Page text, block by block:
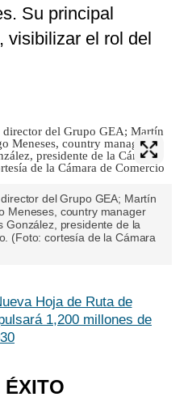
Su principal
visibilizar el rol del
del Grupo GEA; Martín
Meneses, country manager
González, presidente de la
(Foto: cortesía de la Cámara
Hoja de Ruta de
1,200 millones de
ÉXITO